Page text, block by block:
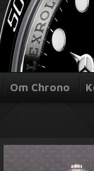
Om Chrono